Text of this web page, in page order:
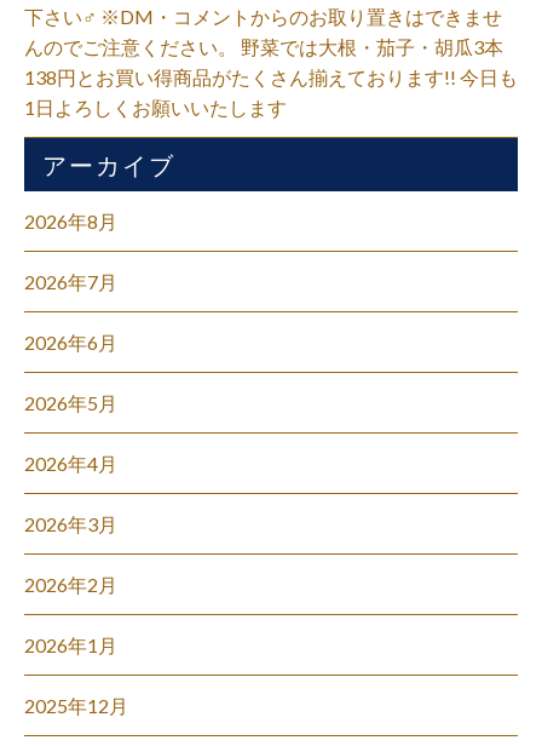
下さい‍♂️ ※DM・コメントからのお取り置きはできませ
んのでご注意ください。 野菜では大根・茄子・胡瓜3本
138円とお買い得商品がたくさん揃えております!! 今日も
1日よろしくお願いいたします
アーカイブ
2026年8月
2026年7月
2026年6月
2026年5月
2026年4月
2026年3月
2026年2月
2026年1月
2025年12月